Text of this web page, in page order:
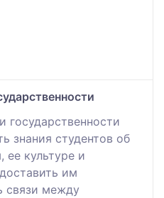
государственности
знания студентов об
ее культуре и
им
связи между